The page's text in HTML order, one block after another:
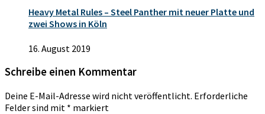
Heavy Metal Rules – Steel Panther mit neuer Platte und
zwei Shows in Köln
16. August 2019
Schreibe einen Kommentar
Deine E-Mail-Adresse wird nicht veröffentlicht. Erforderliche
Felder sind mit * markiert